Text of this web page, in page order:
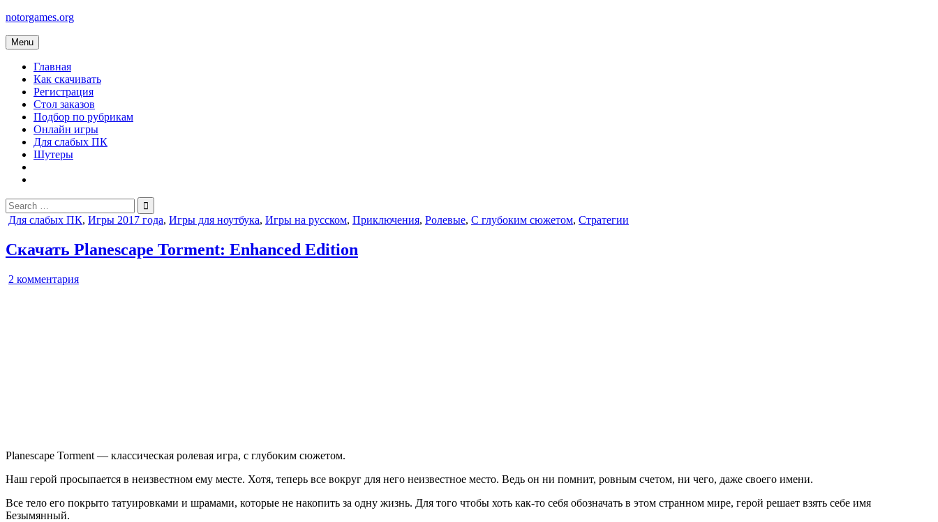
Skip
content
notorgames.org
Menu
Главная
Как скачивать
Регистрация
Стол заказов
Подбор по рубрикам
Онлайн игры
Для слабых ПК
Шутеры
Search
for:
Posted
Для слабых ПК, Игры 2017 года, Игры для ноутбука, Игры на русском, Приключения, Ролевые, С глубоким сюжетом, Стратегии
Скачать Planescape Torment: Enhanced Edition
2 комментарияк
Planescape Torment — классическая ролевая игра, с глубоким сюжетом.
Наш герой просыпается в неизвестном ему месте. Хотя, теперь все вокруг для него неизвестное место. Ведь он ни помнит, ровным счетом, ни чего, даже своего имени.
Все тело его покрыто татуировками и шрамами, которые не накопить за одну жизнь. Для того чтобы хоть как-то себя обозначать в этом странном мире, герой решает взять себе имя
Безымянный.